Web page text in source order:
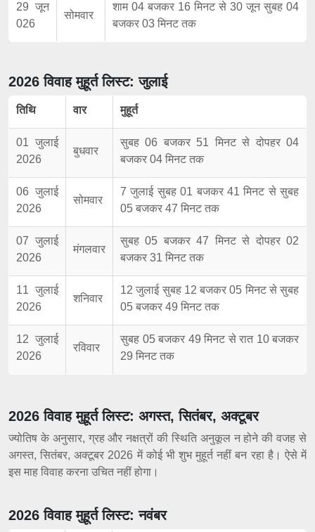
29 जून
026
सोमवार
शाम 04 बजकर 16 मिनट से 30 जून सुबह 04
बजकर 03 मिनट तक
2026 विवाह मुहूर्त लिस्ट: जुलाई
तिथि वार मुहूर्त
01 जुलाई
2026
बुधवार
सुबह 06 बजकर 51 मिनट से दोपहर 04
बजकर 04 मिनट तक
06 जुलाई
2026
सोमवार
7 जुलाई सुबह 01 बजकर 41 मिनट से सुबह
05 बजकर 47 मिनट तक
07 जुलाई
2026
मंगलवार
सुबह 05 बजकर 47 मिनट से दोपहर 02
बजकर 31 मिनट तक
11 जुलाई
2026
शनिवार
12 जुलाई सुबह 12 बजकर 05 मिनट से सुबह
05 बजकर 49 मिनट तक
12 जुलाई
2026
रविवार
सुबह 05 बजकर 49 मिनट से रात 10 बजकर
29 मिनट तक
2026 विवाह मुहूर्त लिस्ट: अगस्त, सितंबर, अक्टूबर
ज्योतिष के अनुसार, ग्रह और नक्षत्रों की स्थिति अनुकूल न होने की वजह से
अगस्त, सितंबर, अक्टूबर 2026 में कोई भी शुभ मुहूर्त नहीं बन रहा है। ऐसे में
इस माह विवाह करना उचित नहीं होगा।
2026 विवाह मुहूर्त लिस्ट: नवंबर